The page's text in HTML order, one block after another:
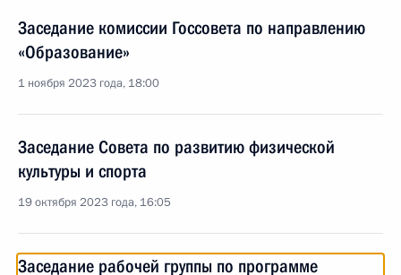
Заседание комиссии Госсовета по направлению
«Образование»
1 ноября 2023 года, 18:00
Заседание Совета по развитию физической
культуры и спорта
19 октября 2023 года, 16:05
Заседание рабочей группы по программе